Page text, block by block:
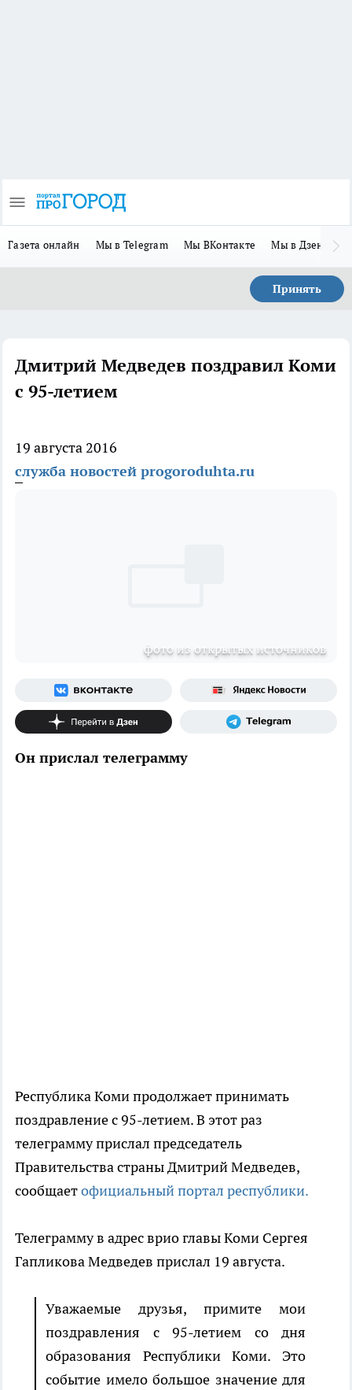
Газета онлайн Мы в Telegram Мы ВКонтакте Мы в Дзене
Принять
Дмитрий Медведев поздравил Коми
с 95-летием
19 августа 2016
служба новостей progoroduhta.ru
фото из открытых источников
Он прислал телеграмму
Республика Коми продолжает принимать
поздравление с 95-летием. В этот раз
телеграмму прислал председатель
Правительства страны Дмитрий Медведев,
сообщаетофициальный портал республики.
Телеграмму в адрес врио главы Коми Сергея
Гапликова Медведев прислал 19 августа.
Уважаемые друзья, примите мои
поздравления с 95-летием со дня
образования Республики Коми. Это
событие имело большое значение для